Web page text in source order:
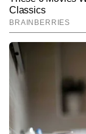
से एक देशी कट्टा,
गोलियां बरामद की
उठाकर फरार हो
रही है।